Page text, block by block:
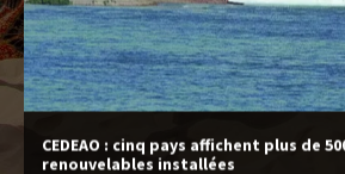
CEDEAO : cinq pays affichent plus de
renouvelables installées